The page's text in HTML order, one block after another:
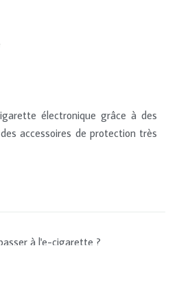
électronique grâce à des
accessoires de protection très
à l'e-cigarette ?